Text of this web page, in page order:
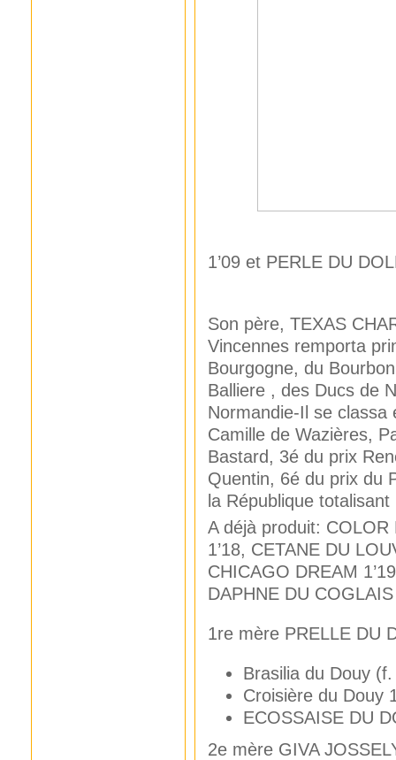
1’09 et PERLE DU
Son père, TEXAS
Vincennes remporta
Bourgogne, du
Balliere , des Ducs de
Normandie-Il se
Camille de Wazières,
Bastard, 3é du prix
Quentin, 6é du prix du
la République
A déjà produit: COLOR
1’18, CETANE DU
CHICAGO DREAM
DAPHNE DU
1re mère PRELLE DU
Brasilia du Douy
Croisière du Douy
ECOSSAISE DU
2e mère GIVA